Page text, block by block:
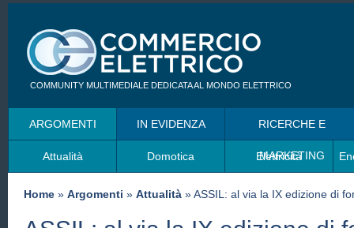
COMMUNITY MULTIMEDIALE DEDICATA AL MONDO ELETTRICO
ARGOMENTI
Attualità Domotica Elettricità
IN EVIDENZA RICERCHE E
MARKETING
Home » Argomenti » Attualità » ASSIL: al via la IX edizione di